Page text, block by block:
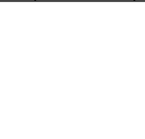
instragram